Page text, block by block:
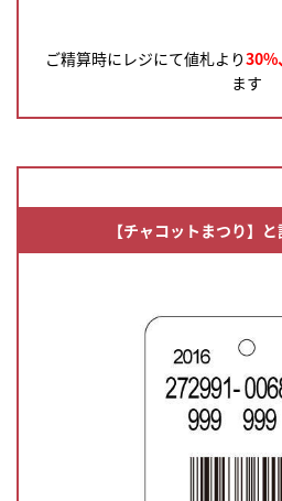
ご精算時にレジにて値札より30%
ます
【チャコットまつり】